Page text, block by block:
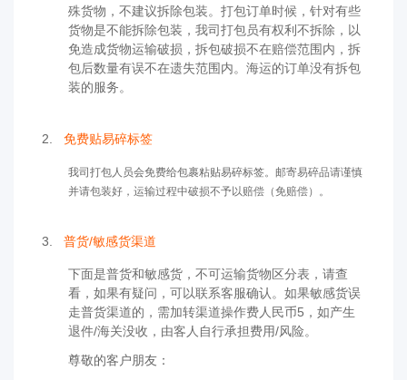
殊货物，不建议拆除包装。打包订单时候，针对有些
货物是不能拆除包装，我司打包员有权利不拆除，以
免造成货物运输破损，拆包破损不在赔偿范围内，拆
包后数量有误不在遗失范围内。海运的订单没有拆包
装的服务。
2. 免费贴易碎标签
我司打包人员会免费给包裹粘贴易碎标签。 邮寄易碎品请谨慎
并请包装好，运输过程中破损不予以赔偿（免赔偿）。
3. 普货/敏感货渠道
下面是普货和敏感货，不可运输货物区分表，请查
看，如果有疑问，可以联系客服确认。如果敏感货误
走普货渠道的，需加转渠道操作费人民币5，如产生
退件/海关没收，由客人自行承担费用/风险。
尊敬的客户朋友：